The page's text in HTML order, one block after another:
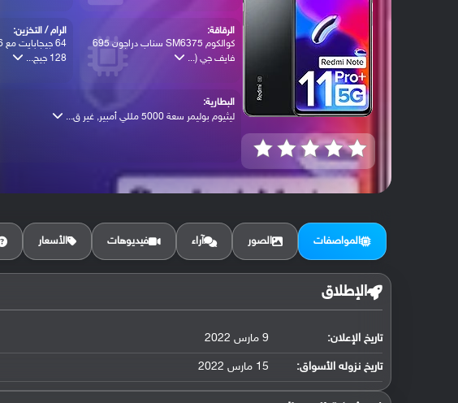
الرقاقة:
كوالكوم SM6375 سناب دراجون 695
فايف جي (...
الرام / التخزين:
128 جيج...
البطارية:
ليثيوم بوليمر سعة 5000 مللي أمبير, غير ق...
المواصفات الصور آراء فيديوهات الأسعار
الإطلاق
تاريخ الإعلان: 9 مارس 2022
تاريخ نزوله الأسواق: 15 مارس 2022